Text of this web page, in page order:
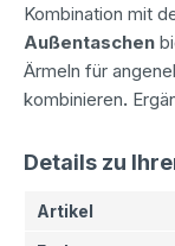
Kombination mit
Außentaschen
Ärmeln für
kombinieren.
Details zu
Artikel